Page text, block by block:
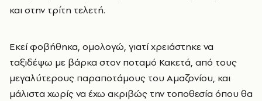
και στην τρίτη τελετή.
Εκεί φοβήθηκα, ομολογώ, γιατί χρειάστηκε να
ταξιδέψω με βάρκα στον ποταμό Κακετά, από τους
μεγαλύτερους παραποτάμους του Αμαζονίου, και
μάλιστα χωρίς να έχω ακριβώς την τοποθεσία όπου θα